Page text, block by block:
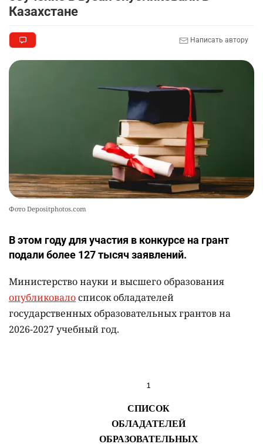
Казахстане
Написать автору
Фото Depositphotos.com
В этом году для участия в конкурсе на грант
подали более 127 тысяч заявлений.
Министерство науки и высшего образования
опубликовалосписок обладателей
государственных образовательных грантов на
2026-2027 учебный год.